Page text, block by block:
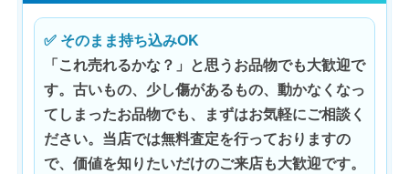
✅ そのまま持ち込みOK
「これ売れるかな？」と思うお品物でも大歓迎で
す。古いもの、少し傷があるもの、動かなくなっ
てしまったお品物でも、まずはお気軽にご相談く
ださい。当店では無料査定を行っておりますの
で、価値を知りたいだけのご来店も大歓迎です。